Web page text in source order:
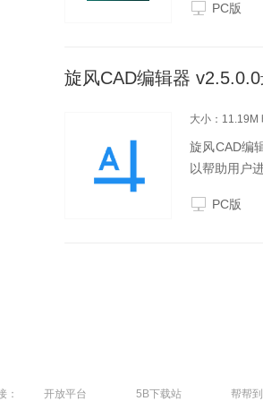
PC版
旋风CAD编辑器
大小：11.19M
旋风CAD编
以帮助用户
如查看、测
旋... PC版
： 开放平台 5B下载站 帮帮